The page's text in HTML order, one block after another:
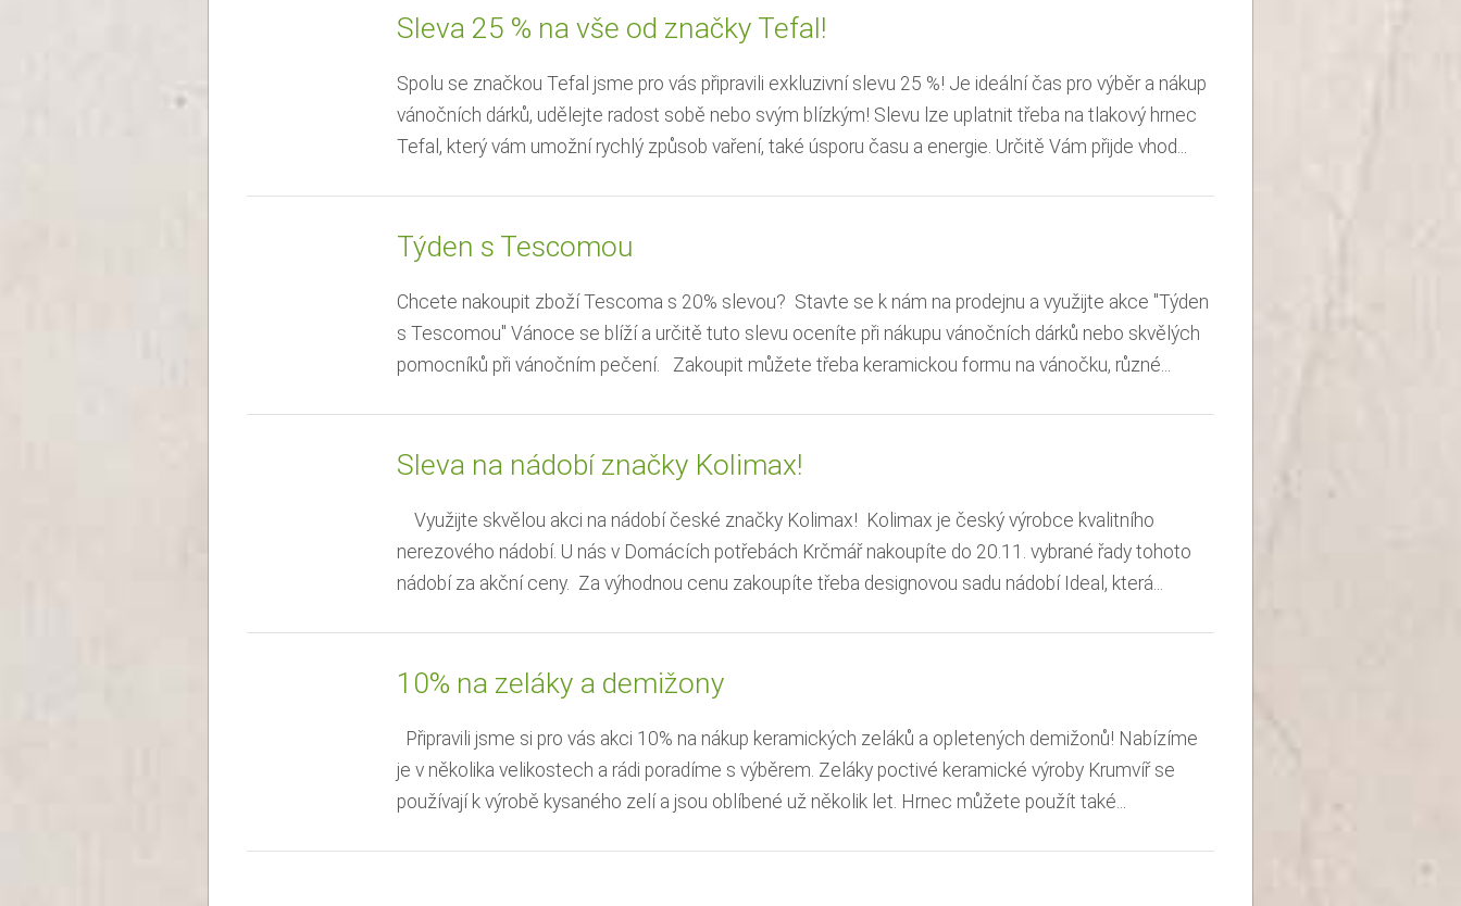
Sleva 25 % na vše od značky Tefal!
Spolu se značkou Tefal jsme pro vás připravili exkluzivní slevu 25 %! Je ideální čas pro výběr a nákup
vánočních dárků, udělejte radost sobě nebo svým blízkým! Slevu lze uplatnit třeba na tlakový hrnec
Tefal, který vám umožní rychlý způsob vaření, také úsporu času a energie. Určitě Vám přijde vhod...
Týden s Tescomou
Chcete nakoupit zboží Tescoma s 20% slevou? Stavte se k nám na prodejnu a využijte akce "Týden
s Tescomou" Vánoce se blíží a určitě tuto slevu oceníte při nákupu vánočních dárků nebo skvělých
pomocníků při vánočním pečení. Zakoupit můžete třeba keramickou formu na vánočku, různé...
Sleva na nádobí značky Kolimax!
Využijte skvělou akci na nádobí české značky Kolimax! Kolimax je český výrobce kvalitního
nerezového nádobí. U nás v Domácích potřebách Krčmář nakoupíte do 20.11. vybrané řady tohoto
nádobí za akční ceny. Za výhodnou cenu zakoupíte třeba designovou sadu nádobí Ideal, která...
10% na zeláky a demižony
Připravili jsme si pro vás akci 10% na nákup keramických zeláků a opletených demižonů! Nabízíme
je v několika velikostech a rádi poradíme s výběrem. Zeláky poctivé keramické výroby Krumvíř se
používají k výrobě kysaného zelí a jsou oblíbené už několik let. Hrnec můžete použít také...